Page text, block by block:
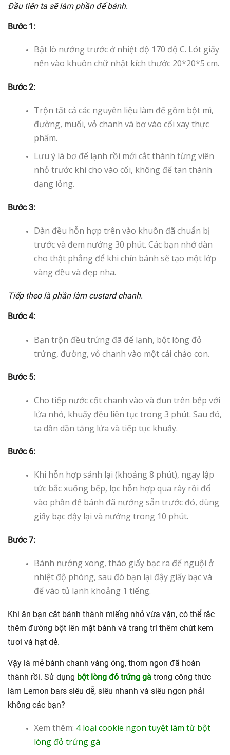
Đầu tiên ta sẽ làm phần đế bánh.
Bước 1:
Bật lò nướng trước ở nhiệt độ 170 độ C. Lót giấy
nến vào khuôn chữ nhật kích thước 20*20*5 cm.
Bước 2:
Trộn tất cả các nguyên liệu làm đế gồm bột mì,
đường, muối, vỏ chanh và bơ vào cối xay thực
phẩm.
Lưu ý là bơ để lạnh rồi mới cắt thành từng viên
nhỏ trước khi cho vào cối, không để tan thành
dạng lỏng.
Bước 3:
Dàn đều hỗn hợp trên vào khuôn đã chuẩn bị
trước và đem nướng 30 phút. Các bạn nhớ dàn
cho thật phẳng để khi chín bánh sẽ tạo một lớp
vàng đều và đẹp nha.
Tiếp theo là phần làm custard chanh.
Bước 4:
Bạn trộn đều trứng đã để lạnh, bột lòng đỏ
trứng, đường, vỏ chanh vào một cái chảo con.
Bước 5:
Cho tiếp nước cốt chanh vào và đun trên bếp với
lửa nhỏ, khuấy đều liên tục trong 3 phút. Sau đó,
ta dần dần tăng lửa và tiếp tục khuấy.
Bước 6:
Khi hỗn hợp sánh lại (khoảng 8 phút), ngay lập
tức bắc xuống bếp, lọc hỗn hợp qua rây rồi đổ
vào phần đế bánh đã nướng sẵn trước đó, dùng
giấy bạc đậy lại và nướng trong 10 phút.
Bước 7:
Bánh nướng xong, tháo giấy bạc ra để nguội ở
nhiệt độ phòng, sau đó bạn lại đậy giấy bạc và
để vào tủ lạnh khoảng 1 tiếng.
Khi ăn bạn cắt bánh thành miếng nhỏ vừa vặn, có thể rắc
thêm đường bột lên mặt bánh và trang trí thêm chút kem
tươi và hạt dẻ.
Vậy là mẻ bánh chanh vàng óng, thơm ngon đã hoàn
thành rồi. Sử dụng bột lòng đỏ trứng gà trong công thức
làm Lemon bars siêu dễ, siêu nhanh và siêu ngon phải
không các bạn?
Xem thêm: 4 loại cookie ngon tuyệt làm từ bột
lòng đỏ trứng gà